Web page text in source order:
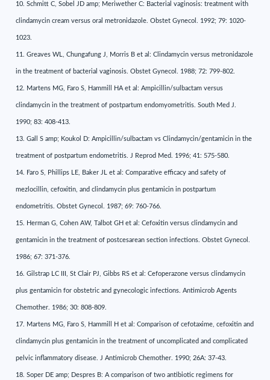
10. Schmitt C, Sobel JD amp; Meriwether C: Bacterial vaginosis: treatment with
clindamycin cream versus oral metronidazole. Obstet Gynecol. 1992; 79: 1020-
1023.
11. Greaves WL, Chungafung J, Morris B et al: Clindamycin versus metronidazole
in the treatment of bacterial vaginosis. Obstet Gynecol. 1988; 72: 799-802.
12. Martens MG, Faro S, Hammill HA et al: Ampicillin/sulbactam versus
clindamycin in the treatment of postpartum endomyometritis. South Med J.
1990; 83: 408-413.
13. Gall S amp; Koukol D: Ampicillin/sulbactam vs Clindamycin/gentamicin in the
treatment of postpartum endometritis. J Reprod Med. 1996; 41: 575-580.
14. Faro S, Phillips LE, Baker JL et al: Comparative efficacy and safety of
mezlocillin, cefoxitin, and clindamycin plus gentamicin in postpartum
endometritis. Obstet Gynecol. 1987; 69: 760-766.
15. Herman G, Cohen AW, Talbot GH et al: Cefoxitin versus clindamycin and
gentamicin in the treatment of postcesarean section infections. Obstet Gynecol.
1986; 67: 371-376.
16. Gilstrap LC III, St Clair PJ, Gibbs RS et al: Cefoperazone versus clindamycin
plus gentamicin for obstetric and gynecologic infections. Antimicrob Agents
Chemother. 1986; 30: 808-809.
17. Martens MG, Faro S, Hammill H et al: Comparison of cefotaxime, cefoxitin and
clindamycin plus gentamicin in the treatment of uncomplicated and complicated
pelvic inflammatory disease. J Antimicrob Chemother. 1990; 26A: 37-43.
18. Soper DE amp; Despres B: A comparison of two antibiotic regimens for